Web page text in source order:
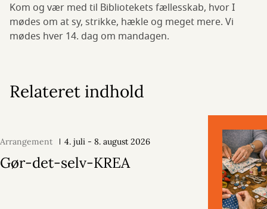
Kom og vær med til Bibliotekets fællesskab, hvor I
mødes om at sy, strikke, hækle og meget mere. Vi
mødes hver 14. dag om mandagen.
Relateret indhold
Arrangement 4. juli - 8. august 2026
Gør-det-selv-KREA